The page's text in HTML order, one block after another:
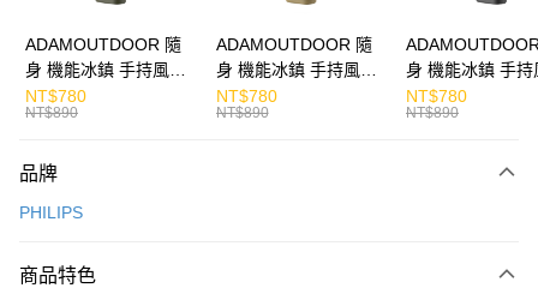
運送方式
免運費
付款後7-11取貨
宅配
ADAMOUTDOOR 隨
身 機能冰鎮 手持風扇
掛繩
NT$780
NT$890
ADAMOUTDOOR 隨
身 機能冰鎮 手持風扇
掛繩
NT$780
NT$890
身 機能冰鎮 手持
掛繩
NT$780
NT$890
品牌
PHILIPS
商品特色